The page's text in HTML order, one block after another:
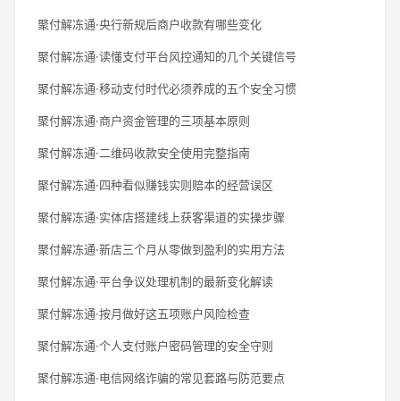
聚付解冻通·央行新规后商户收款有哪些变化
聚付解冻通·读懂支付平台风控通知的几个关键信号
聚付解冻通·移动支付时代必须养成的五个安全习惯
聚付解冻通·商户资金管理的三项基本原则
聚付解冻通·二维码收款安全使用完整指南
聚付解冻通·四种看似赚钱实则赔本的经营误区
聚付解冻通·实体店搭建线上获客渠道的实操步骤
聚付解冻通·新店三个月从零做到盈利的实用方法
聚付解冻通·平台争议处理机制的最新变化解读
聚付解冻通·按月做好这五项账户风险检查
聚付解冻通·个人支付账户密码管理的安全守则
聚付解冻通·电信网络诈骗的常见套路与防范要点